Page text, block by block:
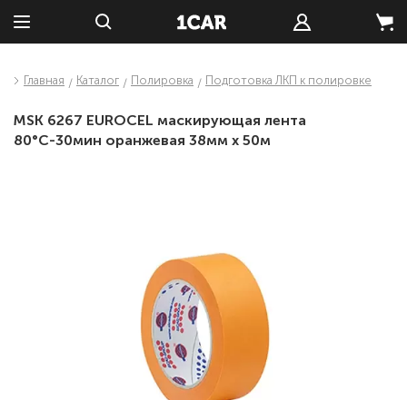
Главная Каталог Полировка Подготовка ЛКП к полировке
MSK 6267 EUROCEL маскирующая лента
80°С-30мин оранжевая 38мм х 50м